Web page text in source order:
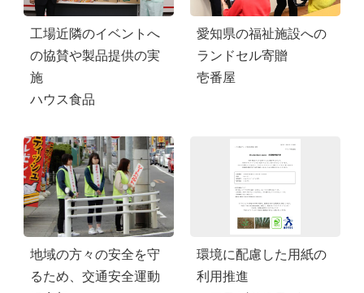
工場近隣のイベントへ
の協賛や製品提供の実
施
ハウス食品
愛知県の福祉施設への
ランドセル寄贈
壱番屋
地域の方々の安全を守
るため、交通安全運動
環境に配慮した用紙の
利用推進